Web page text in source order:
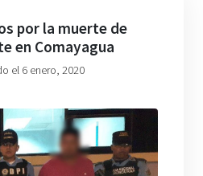
por la muerte de
en Comayagua
el 6 enero, 2020